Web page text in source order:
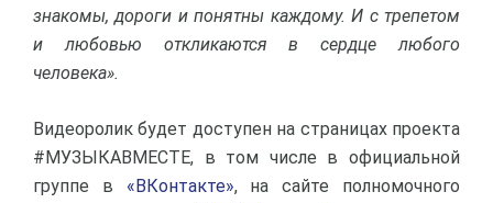
знакомы, дороги и понятны каждому. И с трепетом
и любовью откликаются в сердце любого
человека».
Видеоролик будет доступен на страницах проекта
#МУЗЫКАВМЕСТЕ, в том числе в официальной
группе в «ВКонтакте», на сайте полномочного